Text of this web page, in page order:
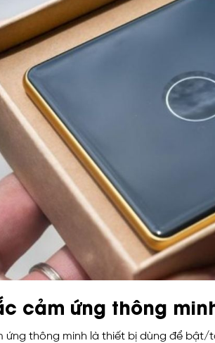
cảm ứng thông
ứng thông minh là thiết bị dùng để